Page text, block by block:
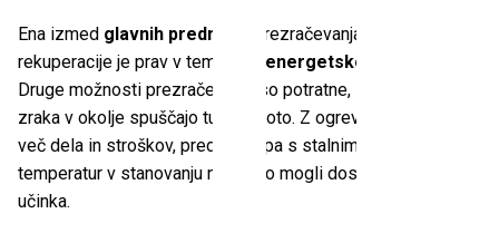
Ena izmed glavnih prednosti
prezračevanja s pomočjo
rekuperacije je prav v tem, da je energetsko učinkovito.
Druge možnosti prezračevanja so potratne, saj ob izmenjavi
zraka v okolje spuščajo tudi toploto. Z ogrevanjem bo veliko
več dela in stroškov, predvsem pa s stalnim nihanjem
temperatur v stanovanju ne bomo mogli doseči prijetnega
učinka.